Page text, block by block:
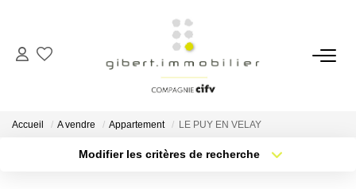
ACHETER
Maisons
Accueil A vendre Appartement LE PUY EN VELAY
Modifier les critères de recherche